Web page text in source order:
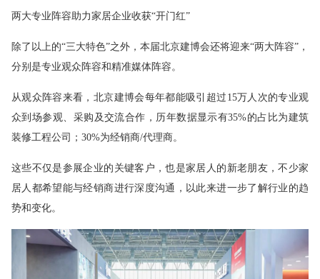
两大专业阵容助力家居企业收获“开门红”
除了以上的“三大特色”之外，本届北京建博会还将迎来“两大阵容”，
分别是专业观众阵容和精准媒体阵容。
从观众阵容来看，北京建博会每年都能吸引超过15万人次的专业观
众到场参观、采购及交流合作，历年数据显示有35%的占比为建筑
装修工程公司；30%为经销商/代理商。
这些不仅是参展企业的关键客户，也是家居人的新老朋友，不少家
居人都希望能与经销商进行深度沟通，以此来进一步了解行业的趋
势和变化。